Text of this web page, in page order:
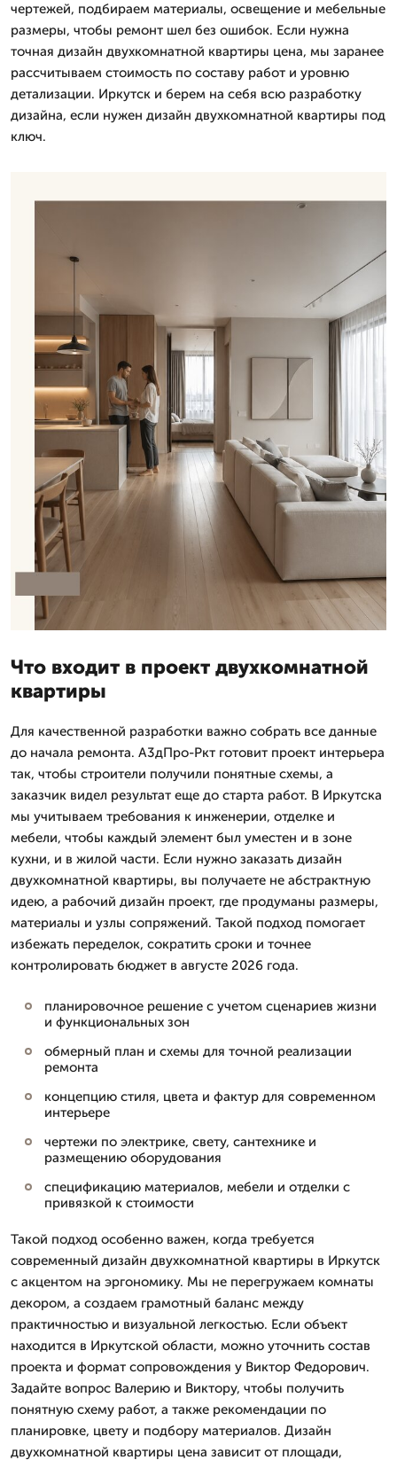
чертежей, подбираем материалы, освещение и мебельные
размеры, чтобы ремонт шел без ошибок. Если нужна
точная дизайн двухкомнатной квартиры цена, мы заранее
рассчитываем стоимость по составу работ и уровню
детализации. Иркутск и берем на себя всю разработку
дизайна, если нужен дизайн двухкомнатной квартиры под
ключ.
Что входит в проект двухкомнатной
квартиры
Для качественной разработки важно собрать все данные
до начала ремонта. А3дПро-Ркт готовит проект интерьера
так, чтобы строители получили понятные схемы, а
заказчик видел результат еще до старта работ. В Иркутска
мы учитываем требования к инженерии, отделке и
мебели, чтобы каждый элемент был уместен и в зоне
кухни, и в жилой части. Если нужно заказать дизайн
двухкомнатной квартиры, вы получаете не абстрактную
идею, а рабочий дизайн проект, где продуманы размеры,
материалы и узлы сопряжений. Такой подход помогает
избежать переделок, сократить сроки и точнее
контролировать бюджет в августе 2026 года.
планировочное решение с учетом сценариев жизни
и функциональных зон
обмерный план и схемы для точной реализации
ремонта
концепцию стиля, цвета и фактур для современном
интерьере
чертежи по электрике, свету, сантехнике и
размещению оборудования
спецификацию материалов, мебели и отделки с
привязкой к стоимости
Такой подход особенно важен, когда требуется
современный дизайн двухкомнатной квартиры в Иркутск
с акцентом на эргономику. Мы не перегружаем комнаты
декором, а создаем грамотный баланс между
практичностью и визуальной легкостью. Если объект
находится в Иркутской области, можно уточнить состав
проекта и формат сопровождения у Виктор Федорович.
Задайте вопрос Валерию и Виктору, чтобы получить
понятную схему работ, а также рекомендации по
планировке, цвету и подбору материалов. Дизайн
двухкомнатной квартиры цена зависит от площади,